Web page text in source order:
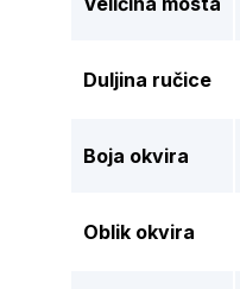
Duljina ručice
Boja okvira
Oblik okvira